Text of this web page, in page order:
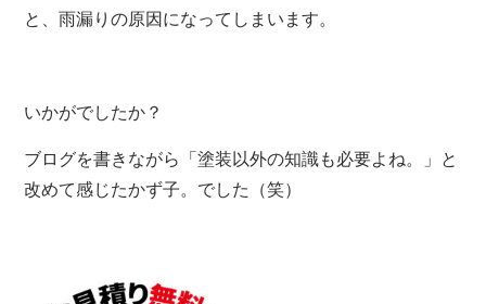
と、雨漏りの原因になってしまいます。
いかがでしたか？
ブログを書きながら「塗装以外の知識も必要よね。」と
改めて感じたかず子。でした（笑）